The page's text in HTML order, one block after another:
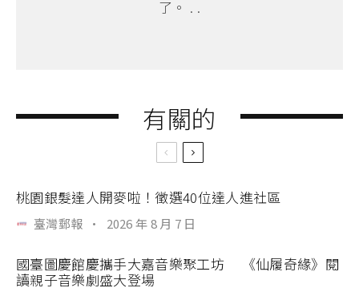
了。 . .
有關的
桃園銀髮達人開麥啦！徵選40位達人進社區
臺灣郵報 · 2026 年 8 月 7 日
國臺圖慶館慶攜手大嘉音樂聚工坊 《仙履奇緣》閱
讀親子音樂劇盛大登場